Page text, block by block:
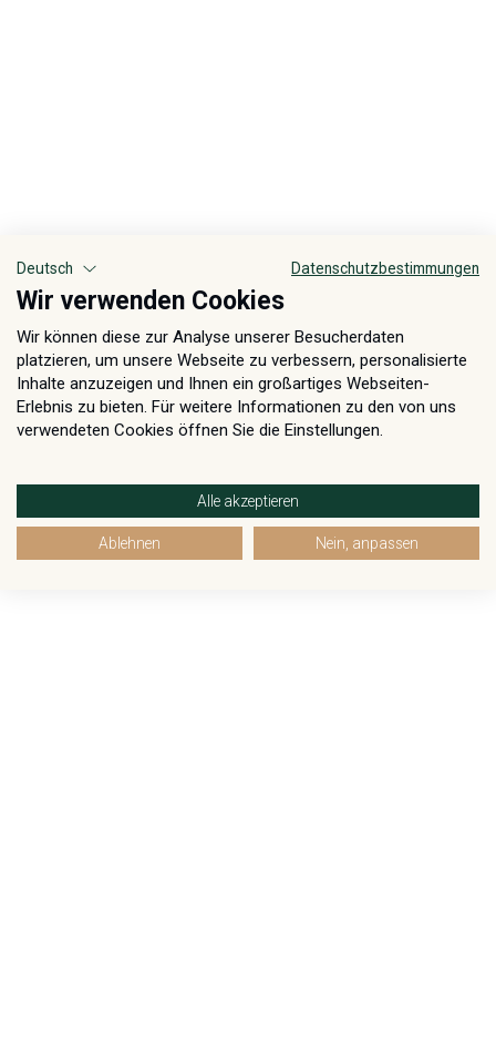
Deutsch Datenschutzbestimmungen
Wir verwenden Cookies
Wir können diese zur Analyse unserer Besucherdaten
platzieren, um unsere Webseite zu verbessern, personalisierte
Inhalte anzuzeigen und Ihnen ein großartiges Webseiten-
Erlebnis zu bieten. Für weitere Informationen zu den von uns
verwendeten Cookies öffnen Sie die Einstellungen.
Alle akzeptieren
Ablehnen Nein, anpassen